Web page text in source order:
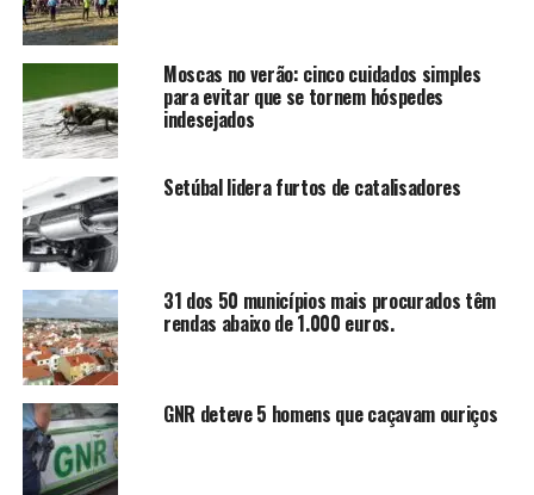
Moscas no verão: cinco cuidados simples
para evitar que se tornem hóspedes
indesejados
Setúbal lidera furtos de catalisadores
31 dos 50 municípios mais procurados têm
rendas abaixo de 1.000 euros.
GNR deteve 5 homens que caçavam ouriços